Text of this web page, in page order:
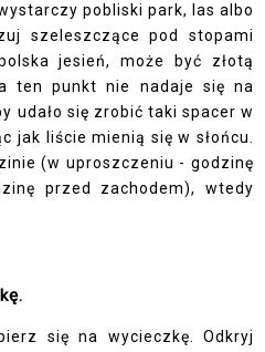
pobliski park, las albo
szeleszczące pod stopami
jesień, może być złotą
ten punkt nie nadaje się na
udało się zrobić taki spacer w
jak liście mienią się w słońcu.
(w uproszczeniu - godzinę
przed zachodem), wtedy
się na wycieczkę. Odkryj